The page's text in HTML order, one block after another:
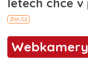
Webkamery